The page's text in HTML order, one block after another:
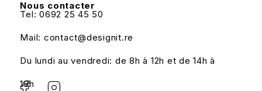
Nous contacter
Tel: 0692 25 45 50
Mail: contact@designit.re
Du lundi au vendredi: de 8h à 12h et de 14h à
18h